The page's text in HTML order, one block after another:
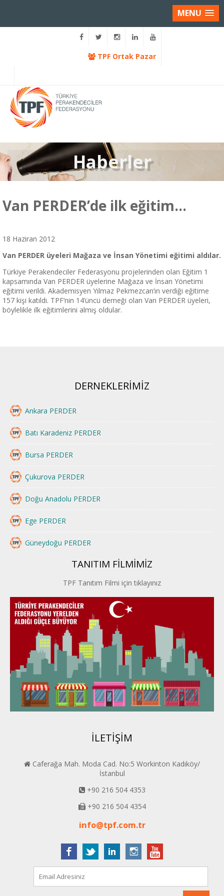
MENU
TPF Ortak Pazar
Haberler
Van PERDER’de ilk eğitim…
18 Haziran 2012
Van PERDER üyeleri Mağaza ve İnsan Yönetimi eğitimi aldılar.
Türkiye Perakendeciler Federasyonu projelerinden olan Eğitim 1
kapsamında Van PERDER üyelerine Mağaza ve İnsan Yönetimi
eğitimi verildi. Akademisyen Yılmaz Pekmezcan’ın verdiği eğitime
157 kişi katıldı. TPF’nin 14’üncü derneği olan Van PERDER üyeleri,
böylelikle ilk eğitimlerini almış oldular.
DERNEKLERİMİZ
Ankara PERDER
Batı Karadeniz PERDER
Bursa PERDER
Çukurova PERDER
Doğu Anadolu PERDER
Ege PERDER
Güneydoğu PERDER
İstanbul PERDER
İpek Yolu PERDER
Kayseri PERDER
Karadeniz Perder
Konya PERDER
Van PERDER
BEYPER
TANITIM FİLMİMİZ
TPF Tanıtım Filmi için tıklayınız
İLETİŞİM
Caferağa Mah. Moda Cad. No:5 Workinton Kadıköy/
İstanbul
+90 216 504 4353
+90 216 504 4354
info@tpf.com.tr